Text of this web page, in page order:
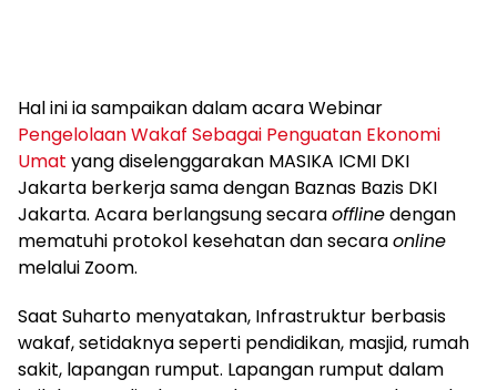
Hal ini ia sampaikan dalam acara Webinar
Pengelolaan Wakaf Sebagai Penguatan Ekonomi
Umat yang diselenggarakan MASIKA ICMI DKI
Jakarta berkerja sama dengan Baznas Bazis DKI
Jakarta. Acara berlangsung secaraofflinedengan
mematuhi protokol kesehatan dan secaraonline
melalui Zoom.
Saat Suharto menyatakan, Infrastruktur berbasis
wakaf, setidaknya seperti pendidikan, masjid, rumah
sakit, lapangan rumput. Lapangan rumput dalam